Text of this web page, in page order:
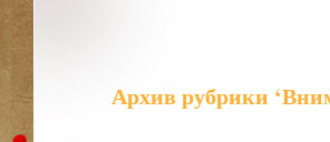
Архив рубрики